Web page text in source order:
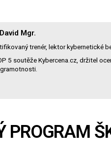
Mgr.
trenér, lektor kybernetické
5 soutěže Kybercena.cz, držitel
PROGRAM